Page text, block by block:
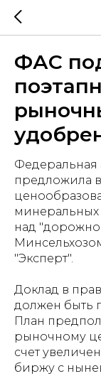
ФАС
Федеральная
предложила
минеральных
над
"Эксперт".
Доклад в
должен быть
План
рыночному
счет
биржу с